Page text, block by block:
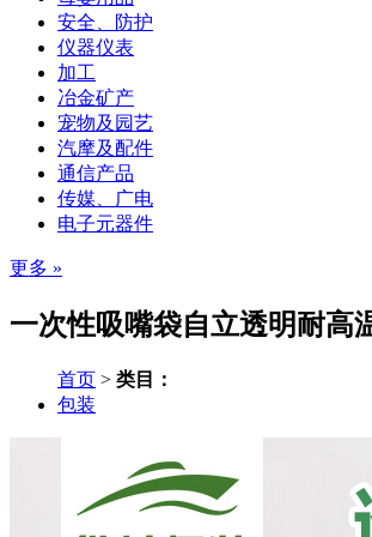
安全、防护
仪器仪表
加工
冶金矿产
宠物及园艺
汽摩及配件
通信产品
传媒、广电
电子元器件
更多 »
一次性吸嘴袋自立透明耐高
首页 > 类目：
包装